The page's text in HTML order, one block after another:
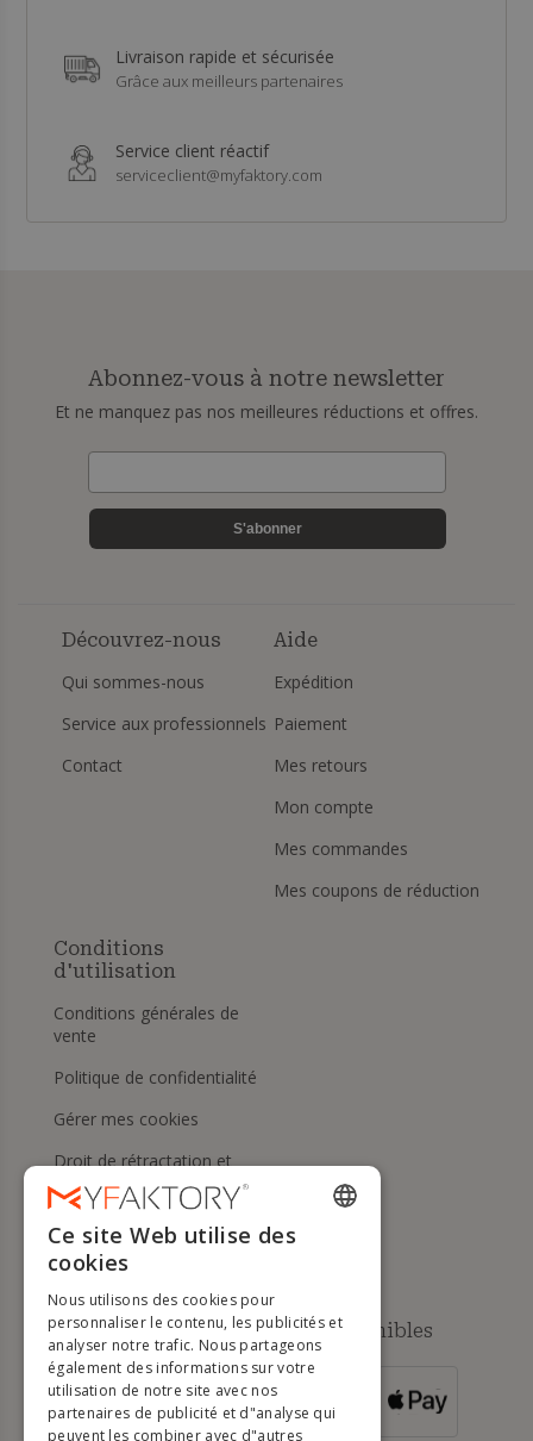
Livraison rapide et sécurisée
Grâce aux meilleurs partenaires
Service client réactif
serviceclient@myfaktory.com
Abonnez-vous à notre newsletter
Et ne manquez pas nos meilleures réductions et offres.
S'abonner
Découvrez-nous
Qui sommes-nous
Service aux professionnels
Contact
Aide
Expédition
Paiement
Mes retours
Mon compte
Mes commandes
Mes coupons de réduction
Conditions
d'utilisation
Conditions générales de
vente
Politique de confidentialité
Gérer mes cookies
Droit de rétractation et
retours
Aide
Méthodes de paiement disponibles
POUR LES
COMMANDES
SUPÉRIEURES À
ENGLISH
DUTCH
GERMAN
Ce site Web utilise des
cookies
Nous utilisons des cookies pour
personnaliser le contenu, les publicités et
analyser notre trafic. Nous partageons
également des informations sur votre
utilisation de notre site avec nos
partenaires de publicité et d"analyse qui
peuvent les combiner avec d"autres